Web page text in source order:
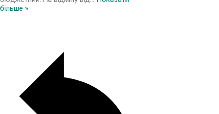
більше »